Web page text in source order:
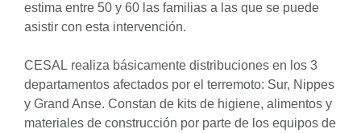
estima entre 50 y 60 las familias a las que se puede
asistir con esta intervención.
CESAL realiza básicamente distribuciones en los 3
departamentos afectados por el terremoto: Sur, Nippes
y Grand Anse. Constan de kits de higiene, alimentos y
materiales de construcción por parte de los equipos de